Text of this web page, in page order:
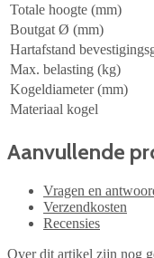
Totale hoogte (mm)
Boutgat Ø (mm)
Hartafstand
Max. belasting (kg)
Kogeldiameter (mm)
Materiaal kogel
Aanvullende
Vragen en
Verzendkosten
Recensies
Over dit artikel zijn nog